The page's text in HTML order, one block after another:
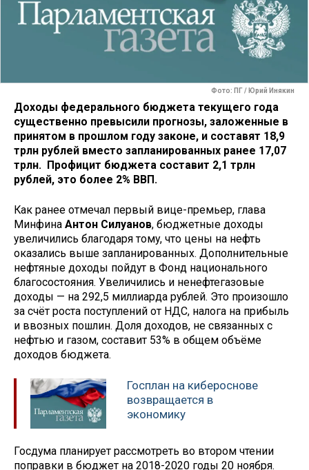
Фото: ПГ / Юрий Инякин
Доходы федерального бюджета текущего года
существенно превысили прогнозы, заложенные в
принятом в прошлом году законе, и составят 18,9
трлн рублей вместо запланированных ранее 17,07
трлн. Профицит бюджета составит 2,1 трлн
рублей, это более 2% ВВП.
Как ранее отмечал первый вице-премьер, глава
Минфина Антон Силуанов, бюджетные доходы
увеличились благодаря тому, что цены на нефть
оказались выше запланированных. Дополнительные
нефтяные доходы пойдут в Фонд национального
благосостояния. Увеличились и ненефтегазовые
доходы — на 292,5 миллиарда рублей. Это произошло
за счёт роста поступлений от НДС, налога на прибыль
и ввозных пошлин. Доля доходов, не связанных с
нефтью и газом, составит 53% в общем объёме
доходов бюджета.
Госплан на кибероснове
возвращается в
экономику
Госдума планирует рассмотреть во втором чтении
поправки в бюджет на 2018-2020 годы 20 ноября.